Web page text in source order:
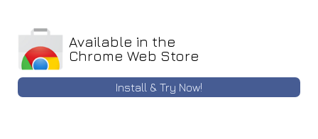
Available in the
Chrome Web Store
Install & Try Now!